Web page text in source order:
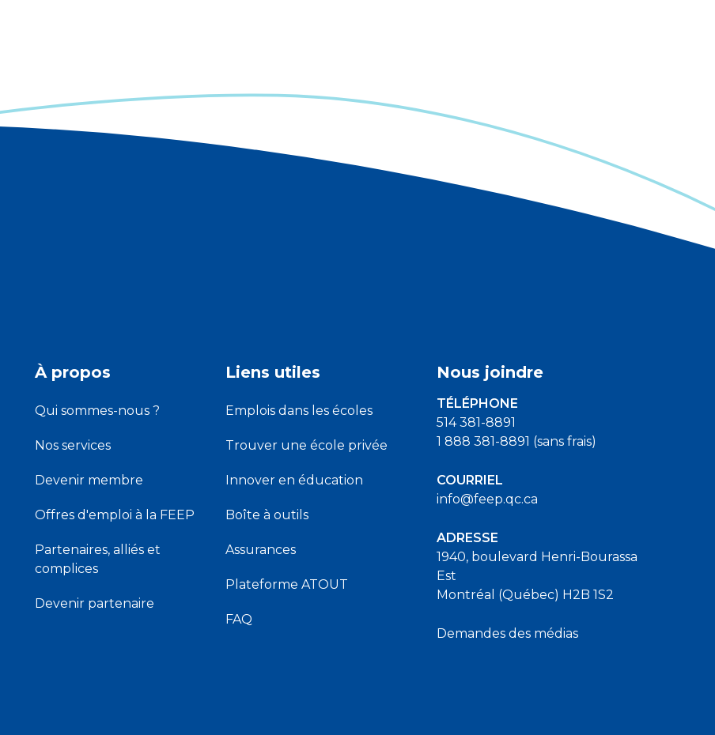
À propos
Qui sommes-nous ?
Nos services
Devenir membre
Offres d'emploi à la FEEP
Partenaires, alliés et
complices
Devenir partenaire
Liens utiles
Emplois dans les écoles
Trouver une école privée
Innover en éducation
Boîte à outils
Assurances
Plateforme ATOUT
FAQ
Nous joindre
TÉLÉPHONE
514 381-8891
1 888 381-8891 (sans frais)
COURRIEL
info@feep.qc.ca
ADRESSE
1940, boulevard Henri-Bourassa
Est
Montréal (Québec) H2B 1S2
Demandes des médias